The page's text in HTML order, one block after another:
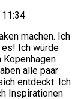
machen. Ich
Ich würde
Kopenhagen
alle paar
entdeckt. Ich
Inspirationen